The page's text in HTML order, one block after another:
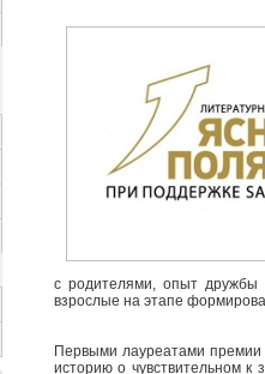
с родителями, опыт дружбы
взрослые на этапе
Первыми лауреатами
историю о чувствительном